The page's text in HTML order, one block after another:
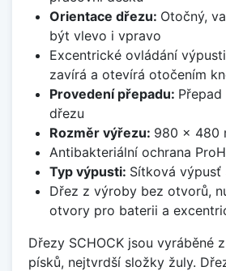
Orientace dřezu: Otočný,
být vlevo i vpravo
Excentrické ovládání
zavírá a otevírá otočením
Provedení přepadu:
dřezu
Rozměr výřezu: 980 x 480
Antibakteriální ochrana
Typ výpusti: Sítková výpusť
Dřez z výroby bez otvorů,
otvory pro baterii a
Dřezy SCHOCK jsou vyráběné
písků, nejtvrdší složky žuly.